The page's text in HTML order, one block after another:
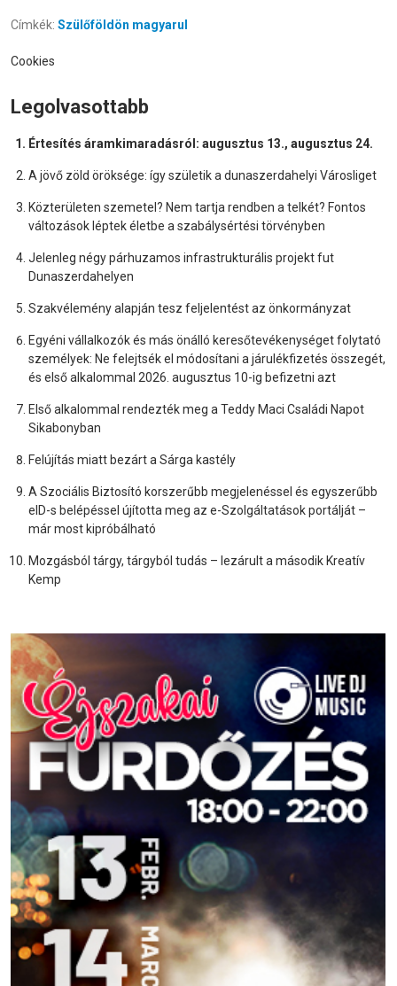
Címkék: Szülőföldön magyarul
Cookies
Legolvasottabb
Értesítés áramkimaradásról: augusztus 13., augusztus 24.
A jövő zöld öröksége: így születik a dunaszerdahelyi Városliget
Közterületen szemetel? Nem tartja rendben a telkét? Fontos
változások léptek életbe a szabálysértési törvényben
Jelenleg négy párhuzamos infrastrukturális projekt fut
Dunaszerdahelyen
Szakvélemény alapján tesz feljelentést az önkormányzat
Egyéni vállalkozók és más önálló keresőtevékenységet folytató
személyek: Ne felejtsék el módosítani a járulékfizetés összegét,
és első alkalommal 2026. augusztus 10-ig befizetni azt
Első alkalommal rendezték meg a Teddy Maci Családi Napot
Sikabonyban
Felújítás miatt bezárt a Sárga kastély
A Szociális Biztosító korszerűbb megjelenéssel és egyszerűbb
eID-s belépéssel újította meg az e-Szolgáltatások portálját –
már most kipróbálható
Mozgásból tárgy, tárgyból tudás – lezárult a második Kreatív
Kemp